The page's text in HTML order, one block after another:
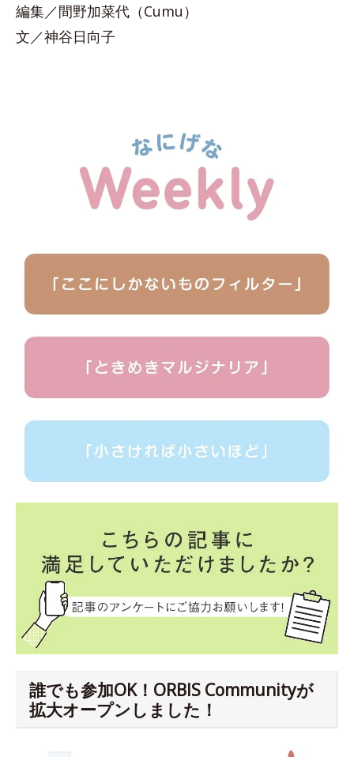
編集／間野加菜代（Cumu）
文／神谷日向子
誰でも参加OK！ORBIS Communityが
拡大オープンしました！